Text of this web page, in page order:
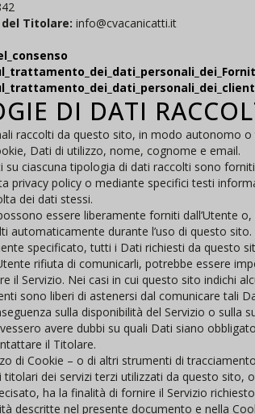
Titolare: info@cvacanicatti.it
DI DATI
raccolti da questo sito, in modo autonomo
Dati di utilizzo, nome, cognome e email.
su ciascuna tipologia di dati raccolti sono
privacy policy o mediante specifici testi
dei dati stessi.
essere liberamente forniti dall’Utente
automaticamente durante l’uso di questo sito.
specificato, tutti i Dati richiesti da questo
rifiuta di comunicarli, potrebbe essere
il Servizio. Nei casi in cui questo sito indichi
sono liberi di astenersi dal comunicare tali
sulla disponibilità del Servizio o sulla
avere dubbi su quali Dati siano
il Titolare.
di Cookie – o di altri strumenti di
dei servizi terzi utilizzati da questo sito,
ha la finalità di fornire il Servizio
descritte nel presente documento e nella